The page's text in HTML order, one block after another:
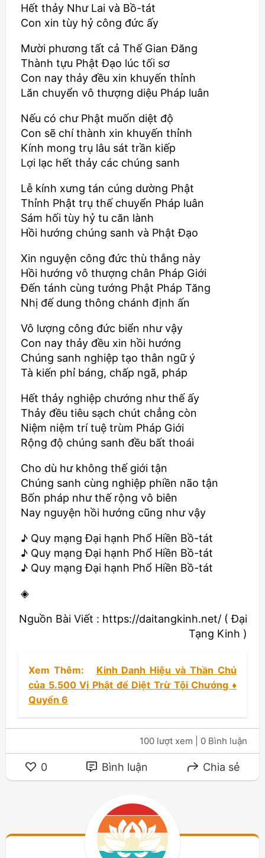
Hết thảy Như Lai và Bồ-tát
Con xin tùy hỷ công đức ấy
Mười phương tất cả Thế Gian Đăng
Thành tựu Phật Đạo lúc tối sơ
Con nay thảy đều xin khuyến thỉnh
Lăn chuyển vô thượng diệu Pháp luân
Nếu có chư Phật muốn diệt độ
Con sẽ chí thành xin khuyến thỉnh
Kính mong trụ lâu sát trần kiếp
Lợi lạc hết thảy các chúng sanh
Lễ kính xưng tán cúng dường Phật
Thỉnh Phật trụ thế chuyển Pháp luân
Sám hối tùy hỷ tu căn lành
Hồi hướng chúng sanh và Phật Đạo
Xin nguyện công đức thù thắng này
Hồi hướng vô thượng chân Pháp Giới
Đến tánh cùng tướng Phật Pháp Tăng
Nhị đế dung thông chánh định ấn
Vô lượng công đức biển như vậy
Con nay thảy đều xin hồi hướng
Chúng sanh nghiệp tạo thân ngữ ý
Tà kiến phỉ báng, chấp ngã, pháp
Hết thảy nghiệp chướng như thế ấy
Thảy đều tiêu sạch chút chẳng còn
Niệm niệm trí tuệ trùm Pháp Giới
Rộng độ chúng sanh đều bất thoái
Cho dù hư không thế giới tận
Chúng sanh cùng nghiệp phiền não tận
Bốn pháp như thế rộng vô biên
Nay nguyện hồi hướng cũng như vậy
♪ Quy mạng Đại hạnh Phổ Hiền Bồ-tát
♪ Quy mạng Đại hạnh Phổ Hiền Bồ-tát
♪ Quy mạng Đại hạnh Phổ Hiền Bồ-tát
◈
Nguồn Bài Viết : https://daitangkinh.net/ ( Đại
Tạng Kinh )
Xem Thêm:
Kinh Danh Hiệu và Thần Chú
của 5.500 Vị Phật để Diệt Trừ Tội Chướng ♦
Quyển 6
100 lượt xem | 0 Bình luận
0 Bình luận Chia sẻ